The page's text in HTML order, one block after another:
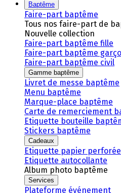
Baptême
Faire-part baptême
Tous nos faire-part de
Nouvelle collection
Faire-part baptême fille
Faire-part baptême
Faire-part baptême civil
Gamme baptême
Livret de messe baptême
Menu baptême
Marque-place baptême
Carte de remerciement
Etiquette bouteille
Stickers baptême
Cadeaux
Etiquette papier perforée
Etiquette autocollante
Album photo baptême
Services
Plateforme événement